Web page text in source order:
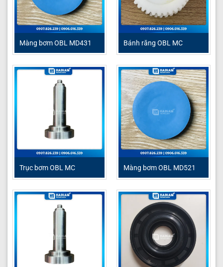
Hải Nam Technologylà địa chỉ uy tín chuyên phân phối
phụ tùng bơm định lượng OBL chính hãng. Khách hàng
có nhu cầu mua vui lòng liên hệ để được tư vấn:
Bơm định lượng hóa chất
Bơm định lượng OBL
Phụ tùng bơm định lượng
Phụ tùng bơm định lượng OBL
Màng bơm OBL MD431 Bánh răng OBL MC
Trục bơm OBL MC Màng bơm OBL MD521